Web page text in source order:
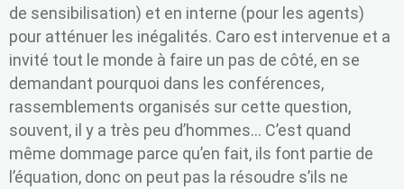
de sensibilisation) et en interne (pour les agents)
pour atténuer les inégalités. Caro est intervenue et a
invité tout le monde à faire un pas de côté, en se
demandant pourquoi dans les conférences,
rassemblements organisés sur cette question,
souvent, il y a très peu d’hommes… C’est quand
même dommage parce qu’en fait, ils font partie de
l’équation, donc on peut pas la résoudre s’ils ne